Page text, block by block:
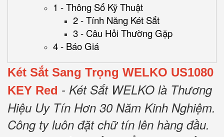
1 - Thông Số Kỹ Thuật
2 - Tính Năng Két Sắt
3 - Câu Hỏi Thường Gặp
4 - Báo Giá
Két Sắt Sang Trọng WELKO US1080
KEY Red - Két Sắt WELKO là Thương
Hiệu Uy Tín Hơn 30 Năm Kinh Nghiệm.
Công ty luôn đặt chữ tín lên hàng đầu.